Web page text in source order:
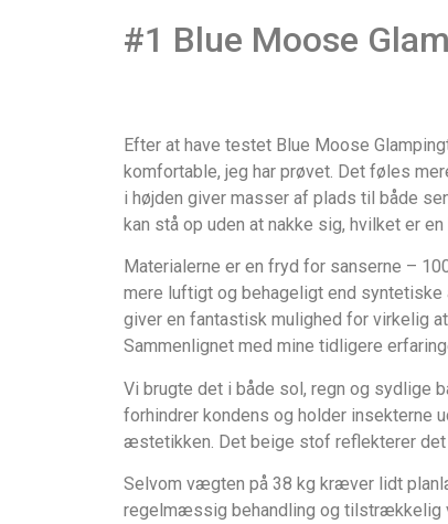
#1 Blue Moose
Efter at have testet Blue Moose
komfortable, jeg har prøvet. Det føles
i højden giver masser af plads til både
kan stå op uden at nakke sig, hvilket er
Materialerne er en fryd for sanserne –
mere luftigt og behageligt end syntetiske
giver en fantastisk mulighed for virkelig
Sammenlignet med mine tidligere
Vi brugte det i både sol, regn og sydlige
forhindrer kondens og holder insekterne
æstetikken. Det beige stof reflekterer
Selvom vægten på 38 kg kræver lidt
regelmæssig behandling og tilstrækkelig